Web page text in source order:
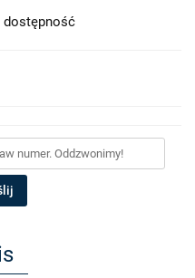
dostępność